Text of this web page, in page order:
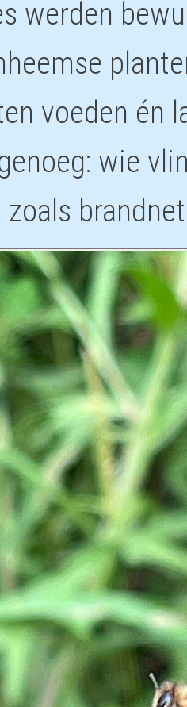
werden
voeden én
wie